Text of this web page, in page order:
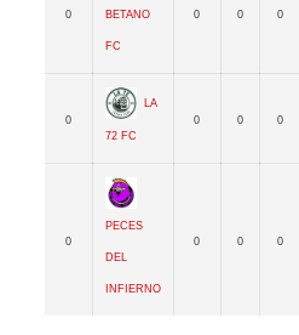
0
Betano
FC
0 0 0
0
La
72 FC
0 0 0
0
Peces
del
Infierno
0 0 0